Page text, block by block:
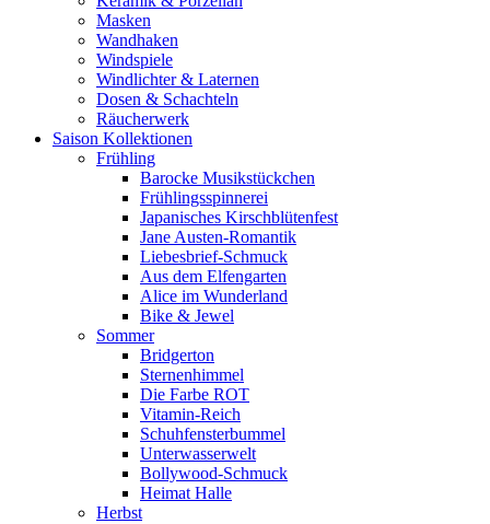
Masken
Wandhaken
Windspiele
Windlichter & Laternen
Dosen & Schachteln
Räucherwerk
Saison Kollektionen
Frühling
Barocke Musikstückchen
Frühlingsspinnerei
Japanisches Kirschblütenfest
Jane Austen-Romantik
Liebesbrief-Schmuck
Aus dem Elfengarten
Alice im Wunderland
Bike & Jewel
Sommer
Bridgerton
Sternenhimmel
Die Farbe ROT
Vitamin-Reich
Schuhfensterbummel
Unterwasserwelt
Bollywood-Schmuck
Heimat Halle
Herbst